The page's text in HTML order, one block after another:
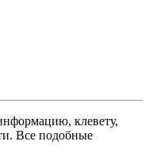
клевету,
Все подобные